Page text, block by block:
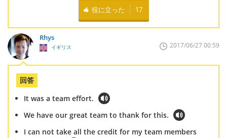
役に立った 17
Rhys
イギリス 2017/06/27 00:59
回答
It was a team effort.
We have our great team to thank for this.
I can not take all the credit for my team members